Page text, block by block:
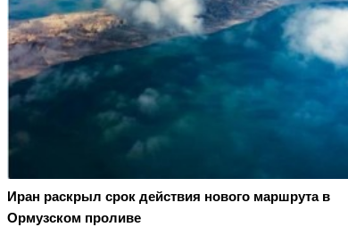
Иран раскрыл срок действия нового маршрута в
Ормузском проливе